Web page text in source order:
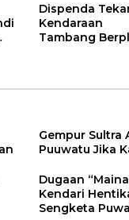
Dispenda
Kendaraan
Tambang
Gempur Sultra
Puuwatu Jika
Dugaan
Kendari
Sengketa